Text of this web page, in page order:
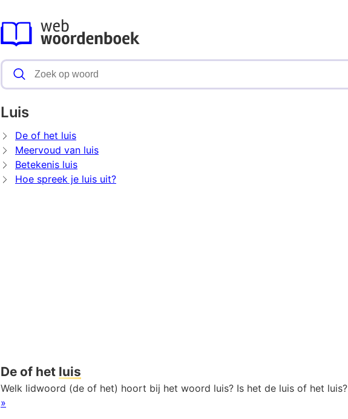
Luis
De of het luis
Meervoud van luis
Betekenis luis
Hoe spreek je luis uit?
De of het luis
Welk lidwoord (de of het) hoort bij het woord luis? Is het de luis of het luis?
»